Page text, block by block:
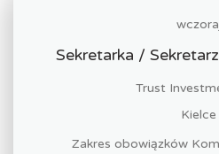
Sekretarka /
Trust
Kielce
Zakres obowiązków